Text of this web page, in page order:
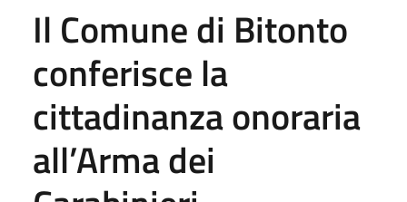
Il Comune di Bitonto
conferisce la
cittadinanza onoraria
all’Arma dei